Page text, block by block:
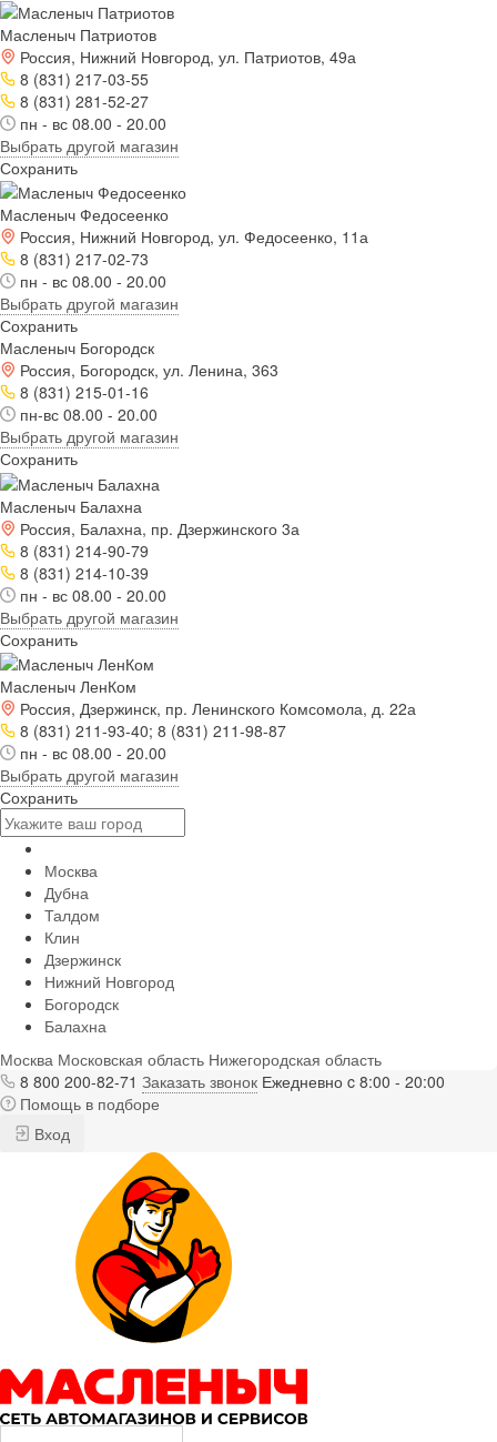
Масленыч Патриотов
Россия, Нижний Новгород, ул. Патриотов, 49а
8 (831) 217-03-55
8 (831) 281-52-27
пн - вс 08.00 - 20.00
Выбрать другой магазин
Сохранить
Масленыч Федосеенко
Россия, Нижний Новгород, ул. Федосеенко, 11а
8 (831) 217-02-73
пн - вс 08.00 - 20.00
Выбрать другой магазин
Сохранить
Масленыч Богородск
Россия, Богородск, ул. Ленина, 363
8 (831) 215-01-16
пн-вс 08.00 - 20.00
Выбрать другой магазин
Сохранить
Масленыч Балахна
Россия, Балахна, пр. Дзержинского 3а
8 (831) 214-90-79
8 (831) 214-10-39
пн - вс 08.00 - 20.00
Выбрать другой магазин
Сохранить
Масленыч ЛенКом
Россия, Дзержинск, пр. Ленинского Комсомола, д. 22а
8 (831) 211-93-40; 8 (831) 211-98-87
пн - вс 08.00 - 20.00
Выбрать другой магазин
Сохранить
Москва
Дубна
Талдом
Клин
Дзержинск
Нижний Новгород
Богородск
Балахна
Москва Московская область Нижегородская область
8 800 200-82-71 Заказать звонок Ежедневно c 8:00 - 20:00
Помощь в подборе
Вход